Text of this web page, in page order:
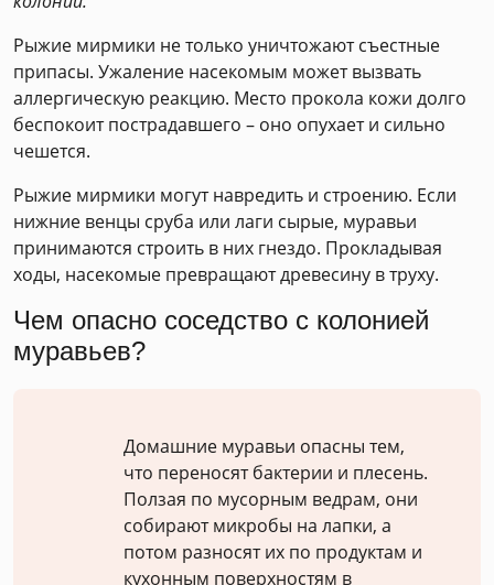
Рыжие мирмики не только уничтожают съестные
припасы. Ужаление насекомым может вызвать
аллергическую реакцию. Место прокола кожи долго
беспокоит пострадавшего – оно опухает и сильно
чешется.
Рыжие мирмики могут навредить и строению. Если
нижние венцы сруба или лаги сырые, муравьи
принимаются строить в них гнездо. Прокладывая
ходы, насекомые превращают древесину в труху.
Чем опасно соседство с колонией
муравьев?
Домашние муравьи опасны тем,
что переносят бактерии и плесень.
Ползая по мусорным ведрам, они
собирают микробы на лапки, а
потом разносят их по продуктам и
кухонным поверхностям в